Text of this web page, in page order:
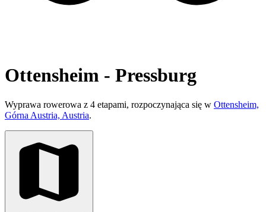
Ottensheim - Pressburg
Wyprawa rowerowa z 4 etapami, rozpoczynająca się w Ottensheim,
Górna Austria, Austria.